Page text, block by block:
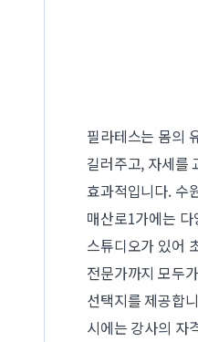
필라테스는 몸의
길러주고, 자세를
효과적입니다. 수
매산로1가에는
스튜디오가 있어
전문가까지 모두
선택지를 제공합
시에는 강사의 자